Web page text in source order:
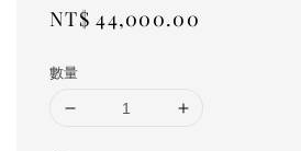
Regular
NT$ 44,000.00
數量